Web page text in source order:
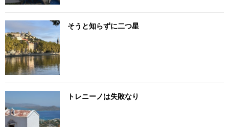
そうと知らずに二つ星
トレニーノは失敗なり